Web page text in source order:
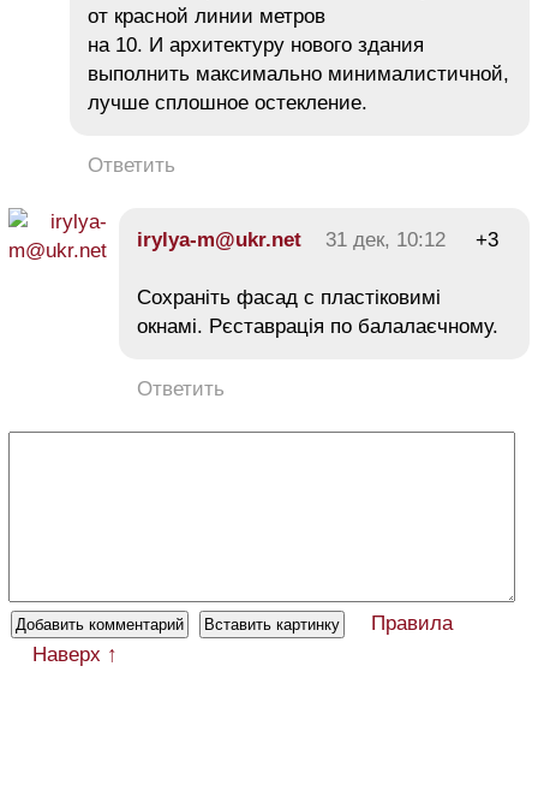
от красной линии метров
на 10. И архитектуру нового здания
выполнить максимально минималистичной,
лучше сплошное остекление.
Ответить
irylya-m@ukr.net 31 дек, 10:12 +3
Сохраніть фасад с пластіковимі
окнамі. Рєставрація по балалаєчному.
Ответить
Правила
Наверх ↑